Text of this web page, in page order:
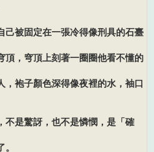
被固定在一張冷得像刑具的石臺
，穹頂上刻著一圈圈他看不懂的
袍子顏色深得像夜裡的水，袖口
是驚訝，也不是憐憫，是「確